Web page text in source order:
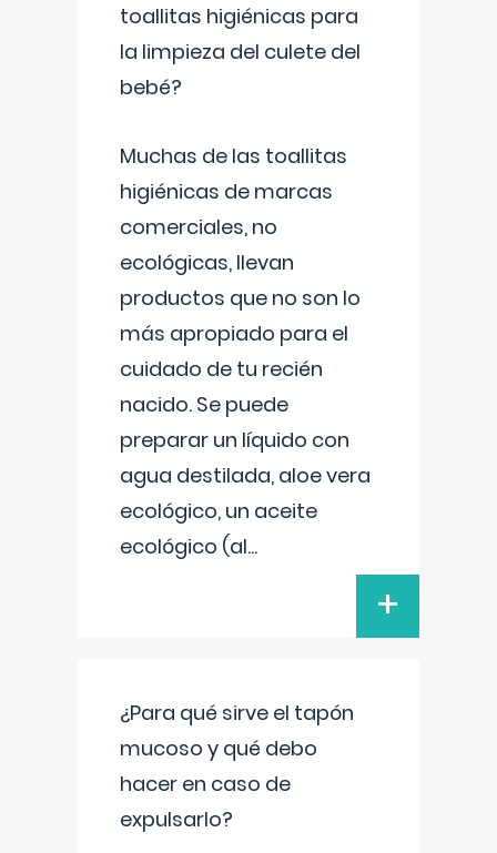
toallitas higiénicas para
la limpieza del culete del
bebé?
Muchas de las toallitas
higiénicas de marcas
comerciales, no
ecológicas, llevan
productos que no son lo
más apropiado para el
cuidado de tu recién
nacido. Se puede
preparar un líquido con
agua destilada, aloe vera
ecológico, un aceite
ecológico (al...
+
¿Para qué sirve el tapón
mucoso y qué debo
hacer en caso de
expulsarlo?